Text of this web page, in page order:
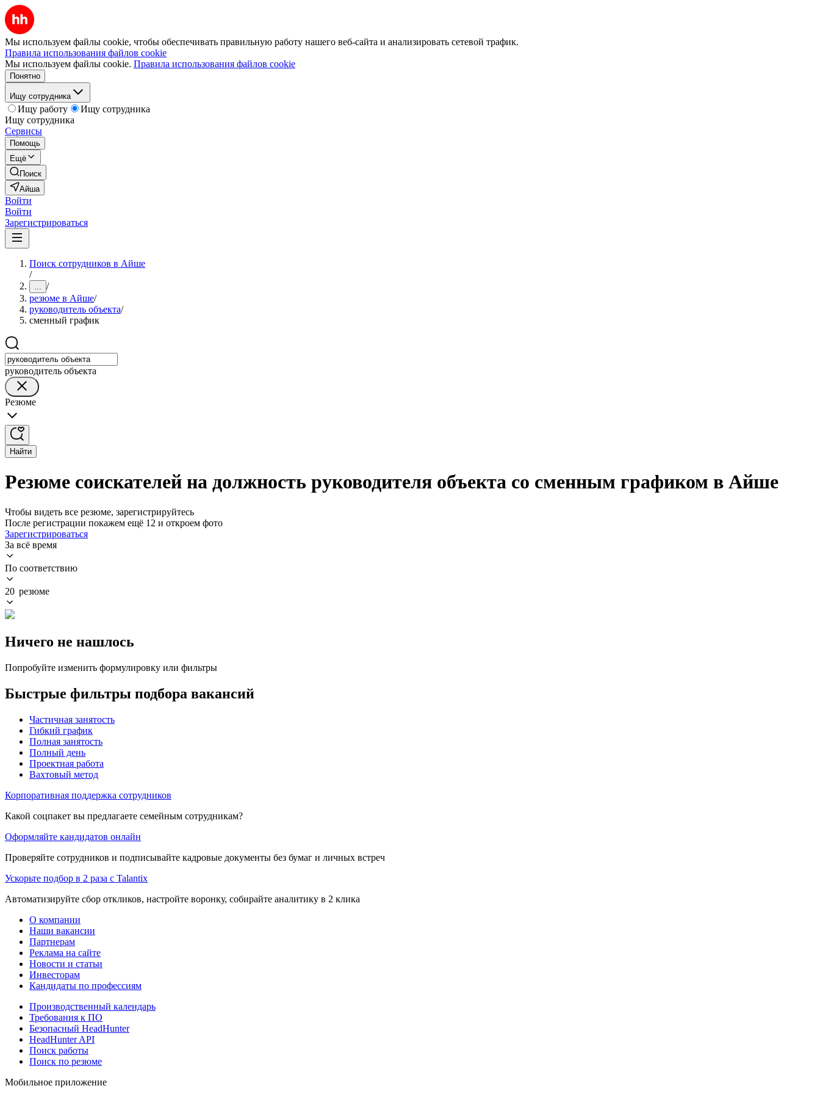
Мы используем файлы cookie, чтобы обеспечивать правильную работу нашего веб-сайта и анализировать сетевой трафик.
Правила использования файлов cookie
Мы используем файлы cookie. Правила использования файлов cookie
Понятно
Ищу сотрудника
Ищу работу
Ищу сотрудника
Ищу сотрудника
Сервисы
Помощь
Ещё
Поиск
Айша
Войти
Войти
Зарегистрироваться
Поиск сотрудников в Айше
/
... /
резюме в Айше/
руководитель объекта/
сменный график
руководитель объекта
Резюме
Найти
Резюме соискателей на должность руководителя объекта со сменным графиком в Айше
Чтобы видеть все резюме, зарегистрируйтесь
После регистрации покажем ещё 12 и откроем фото
Зарегистрироваться
За всё время
По соответствию
20 резюме
Ничего не нашлось
Попробуйте изменить формулировку или фильтры
Быстрые фильтры подбора вакансий
Частичная занятость
Гибкий график
Полная занятость
Полный день
Проектная работа
Вахтовый метод
Корпоративная поддержка сотрудников
Какой соцпакет вы предлагаете семейным сотрудникам?
Оформляйте кандидатов онлайн
Проверяйте сотрудников и подписывайте кадровые документы без бумаг и личных встреч
Ускорьте подбор в 2 раза с Talantix
Автоматизируйте сбор откликов, настройте воронку, собирайте аналитику в 2 клика
О компании
Наши вакансии
Партнерам
Реклама на сайте
Новости и статьи
Инвесторам
Кандидаты по профессиям
Производственный календарь
Требования к ПО
Безопасный HeadHunter
HeadHunter API
Поиск работы
Поиск по резюме
Мобильное приложение